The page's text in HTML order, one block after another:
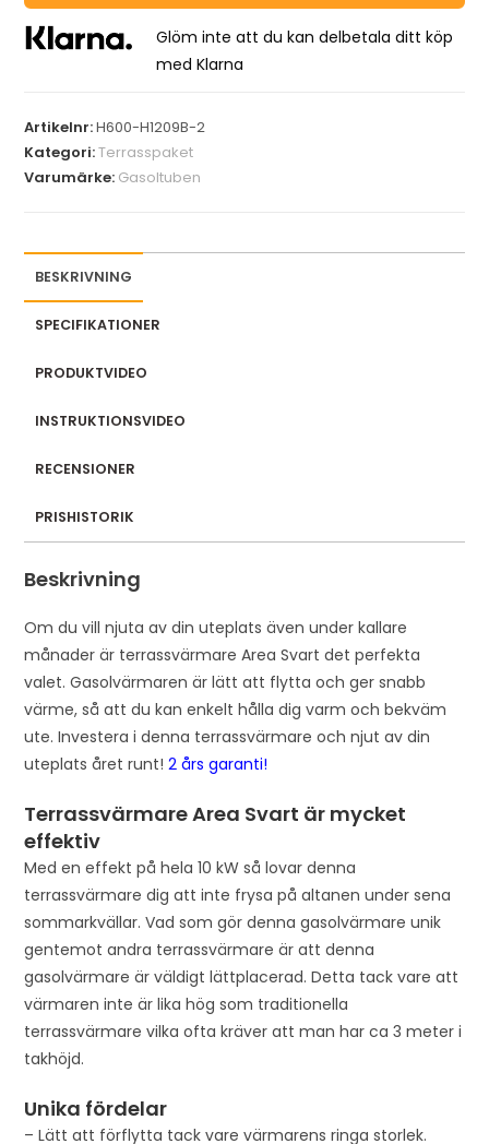
Glöm inte att du kan delbetala ditt köp
med Klarna
Artikelnr:H600-H1209B-2
Kategori:Terrasspaket
Varumärke: Gasoltuben
BESKRIVNING
SPECIFIKATIONER
PRODUKTVIDEO
INSTRUKTIONSVIDEO
RECENSIONER
PRISHISTORIK
Beskrivning
Om du vill njuta av din uteplats även under kallare
månader är terrassvärmare Area Svart det perfekta
valet. Gasolvärmaren är lätt att flytta och ger snabb
värme, så att du kan enkelt hålla dig varm och bekväm
ute. Investera i denna terrassvärmare och njut av din
uteplats året runt!2 års garanti!
Terrassvärmare Area Svart är mycket
effektiv
Med en effekt på hela 10 kW så lovar denna
terrassvärmare dig att inte frysa på altanen under sena
sommarkvällar. Vad som gör denna gasolvärmare unik
gentemot andra terrassvärmare är att denna
gasolvärmare är väldigt lättplacerad. Detta tack vare att
värmaren inte är lika hög som traditionella
terrassvärmare vilka ofta kräver att man har ca 3 meter i
takhöjd.
Unika fördelar
– Lätt att förflytta tack vare värmarens ringa storlek.